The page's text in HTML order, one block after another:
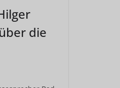
die